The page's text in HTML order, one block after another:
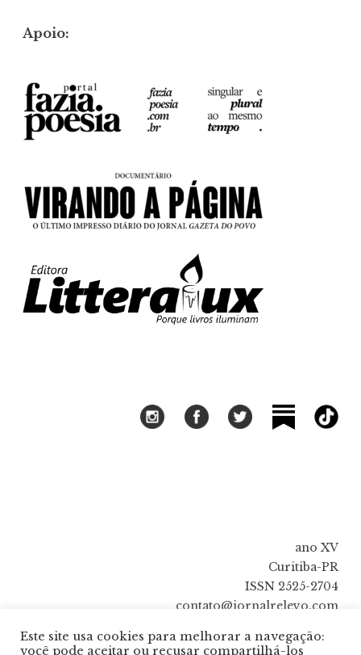
Apoio:
ano XV
Curitiba-PR
ISSN 2525-2704
contato@jornalrelevo.com
Este site usa cookies para melhorar a navegação:
você pode aceitar ou recusar compartilhá-los